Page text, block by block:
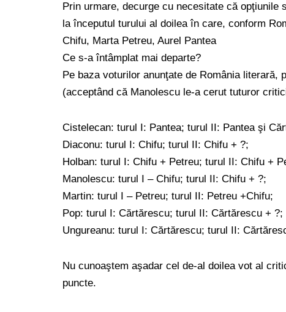
Prin urmare, decurge cu necesitate că
la începutul turului al doilea în care, conform
Chifu, Marta Petreu, Aurel Pantea
Ce s-a întâmplat mai departe?
Pe baza voturilor anunţate de România
(acceptând că Manolescu le-a cerut tuturor
Cistelecan: turul I: Pantea; turul II: Pantea şi
Diaconu: turul I: Chifu; turul II: Chifu + ?;
Holban: turul I: Chifu + Petreu; turul II: Chifu +
Manolescu: turul I – Chifu; turul II: Chifu + ?;
Martin: turul I – Petreu; turul II: Petreu +Chifu;
Pop: turul I: Cărtărescu; turul II: Cărtărescu + ?;
Ungureanu: turul I: Cărtărescu; turul II:
Nu cunoaştem aşadar cel de-al doilea vot al
puncte.